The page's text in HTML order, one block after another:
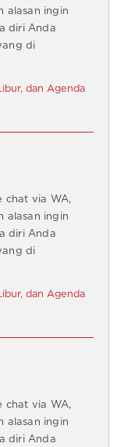
alasan ingin
diri Anda
di
dan Agenda
chat via WA,
alasan ingin
diri Anda
di
dan Agenda
chat via WA,
alasan ingin
diri Anda